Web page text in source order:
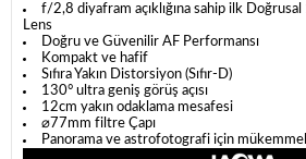
f/2,8 diyafram açıklığına sahip ilk
Lens
Doğru ve Güvenilir AF Performansı
Kompakt ve hafif
Sıfıra Yakın Distorsiyon (Sıfır-D)
130° ultra geniş görüş açısı
12cm yakın odaklama mesafesi
⌀77mm filtre Çapı
Panorama ve astrofotografi için